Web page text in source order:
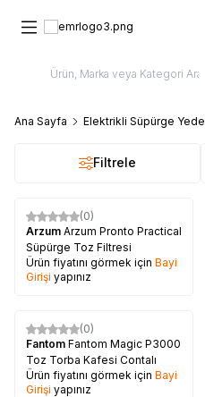
Ana Sayfa Elektrikli Süpürge
Filtrele
(0)
Arzum Arzum Pronto Practical
Süpürge Toz Filtresi
Ürün fiyatını görmek için Bayi
Girişi yapınız
(0)
Fantom Fantom Magic P3000
Toz Torba Kafesi Contalı
Ürün fiyatını görmek için Bayi
Girişi yapınız